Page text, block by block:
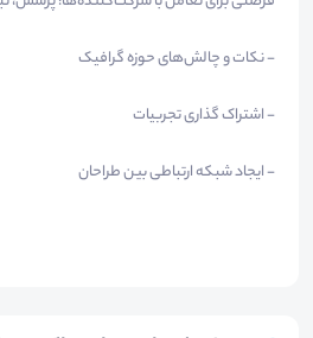
- نکات و چالش‌های حوزه گرافیک
- اشتراک گذاری تجربیات
- ایجاد شبکه ارتباطی بین طراحان